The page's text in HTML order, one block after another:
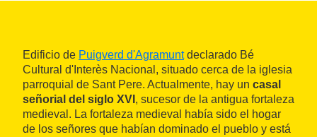
Edificio de Puigverd d'Agramuntdeclarado Bé
Cultural d'Interès Nacional, situado cerca de la iglesia
parroquial de Sant Pere. Actualmente, hay un casal
señorial del siglo XVI , sucesor de la antigua fortaleza
medieval. La fortaleza medieval había sido el hogar
de los señores que habían dominado el pueblo y está